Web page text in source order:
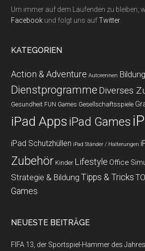
Um immer auf dem Laufenden zu bleiben,
Facebook und folgt uns aufTwitter.
KATEGORIEN
Action & Adventure Autorennen
Dienstprogramme Diverses
Gesundheit FUN Games Gesellschaftsspiele
iPad Apps iPad Games
iPad Schutzhüllen iPad Ständer / Halterungen
Zubehör Kinder Lifestyle Office
Strategie & Bildung Tipps & Tricks
Games
NEUESTE BEITRÄGE
FIFA 13, der Sportspiel-Hammer des Jahres